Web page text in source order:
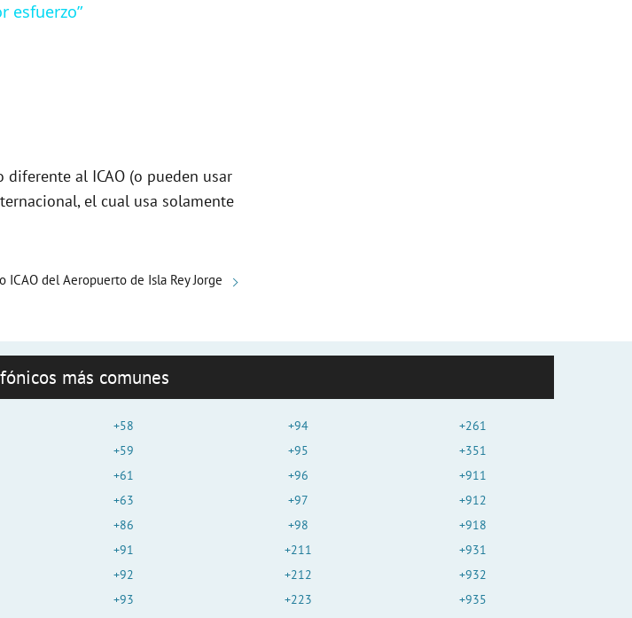
esfuerzo”
al ICAO (o pueden usar
el cual usa solamente
ICAO del Aeropuerto de Isla Rey Jorge
más comunes
+58
+59
+61
+63
+86
+91
+92
+93
+94
+95
+96
+97
+98
+211
+212
+223
+261
+351
+911
+912
+918
+931
+932
+935